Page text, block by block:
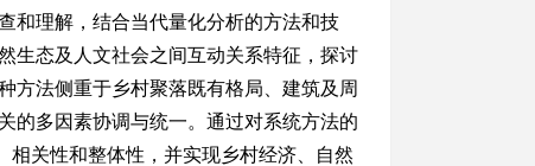
和理解，结合当代量化分析的方法和技
生态及人文社会之间互动关系特征，探讨
方法侧重于乡村聚落既有格局、建筑及周
的多因素协调与统一。通过对系统方法的
相关性和整体性，并实现乡村经济、自然